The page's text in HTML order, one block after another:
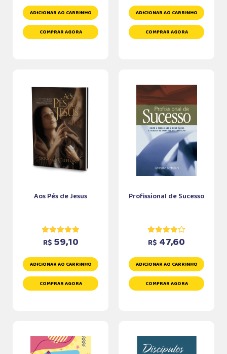
ADICIONAR AO CARRINHO
COMPRAR AGORA
ADICIONAR AO CARRINHO
COMPRAR AGORA
Aos Pés de Jesus
R$ 59,10
ADICIONAR AO CARRINHO
COMPRAR AGORA
Profissional de Sucesso
R$ 47,60
ADICIONAR AO CARRINHO
COMPRAR AGORA